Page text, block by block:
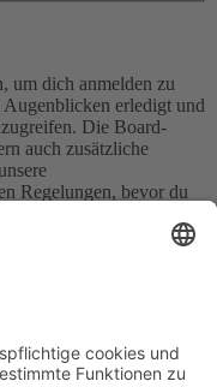
um dich anmelden zu
erledigt und
Die Board-
auch zusätzliche
Regelungen, bevor du